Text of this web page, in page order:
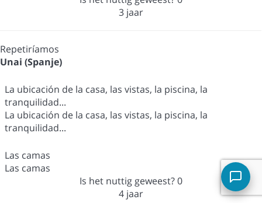
3 jaar
Repetiríamos
Unai (Spanje)
La ubicación de la casa, las vistas, la piscina, la
tranquilidad...
La ubicación de la casa, las vistas, la piscina, la
tranquilidad...
Las camas
Las camas
Is het nuttig geweest?0
4 jaar